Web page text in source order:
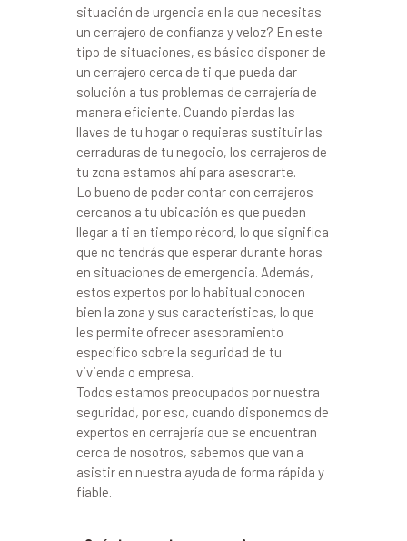
situación de urgencia en la que necesitas
un cerrajero de confianza y veloz? En este
tipo de situaciones, es básico disponer de
un cerrajero cerca de ti que pueda dar
solución a tus problemas de cerrajería de
manera eficiente. Cuando pierdas las
llaves de tu hogar o requieras sustituir las
cerraduras de tu negocio, los cerrajeros de
tu zona estamos ahí para asesorarte.
Lo bueno de poder contar con cerrajeros
cercanos a tu ubicación es que pueden
llegar a ti en tiempo récord, lo que significa
que no tendrás que esperar durante horas
en situaciones de emergencia. Además,
estos expertos por lo habitual conocen
bien la zona y sus características, lo que
les permite ofrecer asesoramiento
específico sobre la seguridad de tu
vivienda o empresa.
Todos estamos preocupados por nuestra
seguridad, por eso, cuando disponemos de
expertos en cerrajería que se encuentran
cerca de nosotros, sabemos que van a
asistir en nuestra ayuda de forma rápida y
fiable.